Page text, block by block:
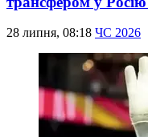
28 липня, 08:18 ЧС 2026